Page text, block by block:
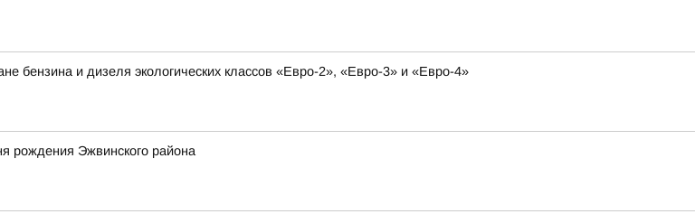
бензина и дизеля экологических классов «Евро-2», «Евро-3» и «Евро-4»
Эжвинского района